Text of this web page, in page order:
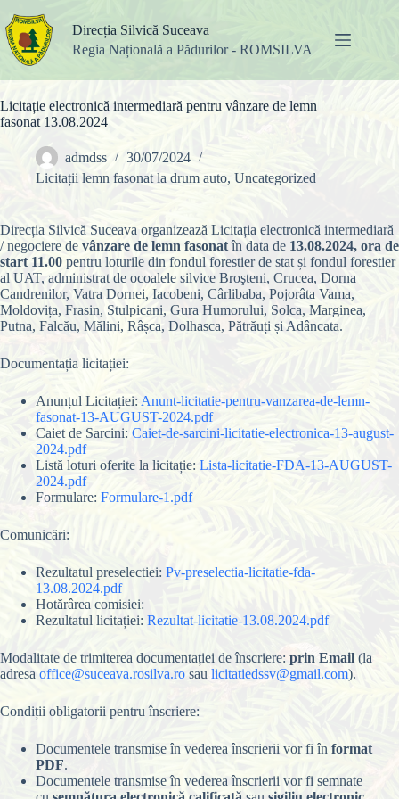
la
conținut
Direcția Silvică Suceava
Regia Națională a Pădurilor - ROMSILVA
Licitație electronică intermediară pentru vânzare de lemn
fasonat 13.08.2024
admdss
30/07/2024
Licitații lemn fasonat la drum auto, Uncategorized
Direcția Silvică Suceava organizează Licitația electronică intermediară
/ negociere de vânzare de lemn fasonatîn data de 13.08.2024, ora de
start 11.00 pentru loturile din fondul forestier de stat și fondul forestier
al UAT, administrat de ocoalele silvice Broşteni, Crucea, Dorna
Candrenilor, Vatra Dornei, Iacobeni, Cârlibaba, Pojorâta Vama,
Moldovița, Frasin, Stulpicani, Gura Humorului, Solca, Marginea,
Putna, Falcău, Mălini, Râșca, Dolhasca, Pătrăuți și Adâncata.
Documentația licitației:
Anunțul Licitației: Anunt-licitatie-pentru-vanzarea-de-lemn-
fasonat-13-AUGUST-2024.pdf
Caiet de Sarcini: Caiet-de-sarcini-licitatie-electronica-13-august-
2024.pdf
Listă loturi oferite la licitație: Lista-licitatie-FDA-13-AUGUST-
2024.pdf
Formulare: Formulare-1.pdf
Comunicări:
Rezultatul preselectiei: Pv-preselectia-licitatie-fda-
13.08.2024.pdf
Hotărârea comisiei:
Rezultatul licitației: Rezultat-licitatie-13.08.2024.pdf
Modalitate de trimiterea documentației de înscriere: prin Email (la
adresa office@suceava.rosilva.ro sau licitatiedssv@gmail.com).
Condiții obligatorii pentru înscriere:
Documentele transmise în vederea înscrierii vor fi în format
PDF.
Documentele transmise în vederea înscrierii vor fi semnate